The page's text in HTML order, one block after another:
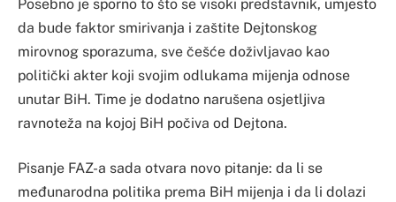
Posebno je sporno to što se visoki predstavnik, umjesto
da bude faktor smirivanja i zaštite Dejtonskog
mirovnog sporazuma, sve češće doživljavao kao
politički akter koji svojim odlukama mijenja odnose
unutar BiH. Time je dodatno narušena osjetljiva
ravnoteža na kojoj BiH počiva od Dejtona.
Pisanje FAZ-a sada otvara novo pitanje: da li se
međunarodna politika prema BiH mijenja i da li dolazi